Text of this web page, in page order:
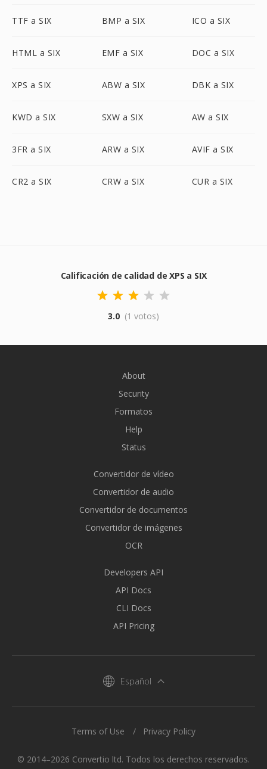
TTF a SIX BMP a SIX ICO a SIX
HTML a SIX EMF a SIX DOC a SIX
XPS a SIX ABW a SIX DBK a SIX
KWD a SIX SXW a SIX AW a SIX
3FR a SIX ARW a SIX AVIF a SIX
CR2 a SIX CRW a SIX CUR a SIX
Calificación de calidad de XPS a SIX
3.0 (1 votos)
About
Security
Formatos
Help
Status
Convertidor de vídeo
Convertidor de audio
Convertidor de documentos
Convertidor de imágenes
OCR
Developers API
API Docs
CLI Docs
API Pricing
Español
© 2014–2026 Convertio ltd. Todos los derechos reservados.
Terms of Use Privacy Policy